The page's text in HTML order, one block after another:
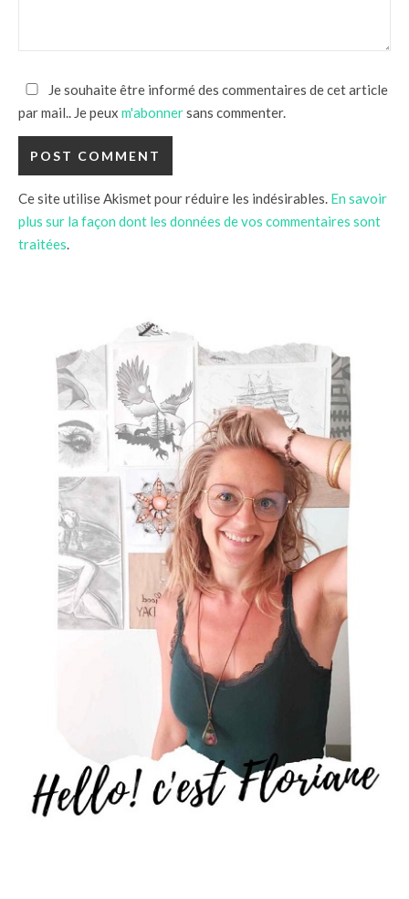
Je souhaite être informé des commentaires de cet article
par mail.. Je peux m'abonnersans commenter.
Ce site utilise Akismet pour réduire les indésirables. En savoir
plus sur la façon dont les données de vos commentaires sont
traitées.